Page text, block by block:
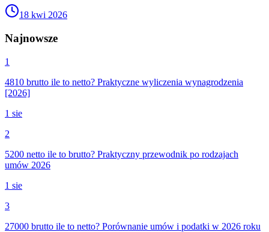
18 kwi 2026
Najnowsze
1
4810 brutto ile to netto? Praktyczne wyliczenia wynagrodzenia
[2026]
1 sie
2
5200 netto ile to brutto? Praktyczny przewodnik po rodzajach
umów 2026
1 sie
3
27000 brutto ile to netto? Porównanie umów i podatki w 2026 roku